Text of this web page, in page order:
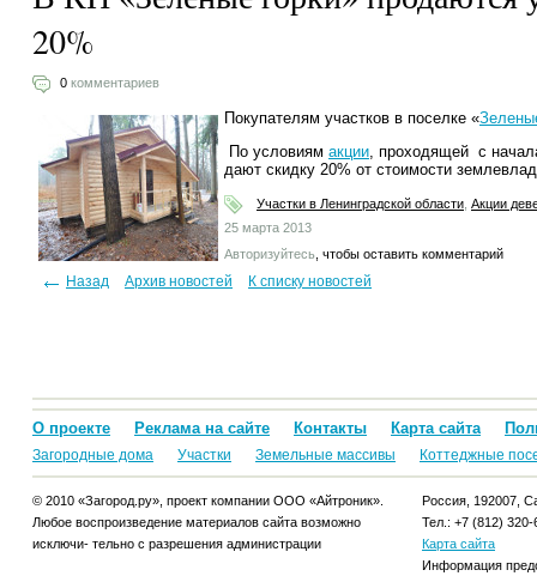
20%
0 комментариев
Покупателям участков в поселке «
По условиям акции, проходящей с
дают скидку 20% от стоимости
Участки в Ленинградской области Акции
25 марта 2013
Авторизуйтесь , чтобы оставить комментарий
Назад Архив новостей К списку новостей
О проекте Реклама на сайте Контакты Карта сайта
Загородные дома Участки Земельные массивы Коттеджные
© 2010 «Загород.ру», проект компании ООО «Айтроник».
Любое воспроизведение материалов сайта возможно
исключи- тельно с разрешения администрации
Россия, 192007,
Тел.: +7 (812) 320-
Карта сайта
Информация